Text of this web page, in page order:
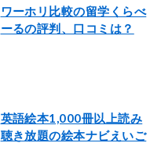
ワーホリ比較の留学くらべ
ーるの評判、口コミは？
英語絵本1,000冊以上読み
聴き放題の絵本ナビえいご